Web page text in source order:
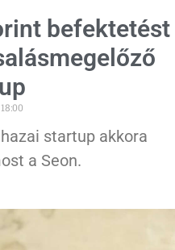
befektetést
18:00
startup akkora
a Seon.